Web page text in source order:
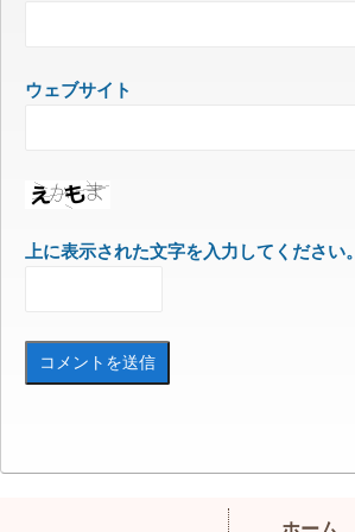
ウェブサイト
上に表示された文字を入力してください。